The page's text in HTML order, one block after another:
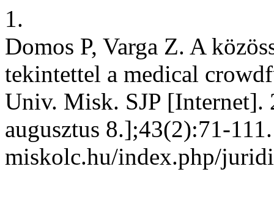
1.
Domos P, Varga Z. A
tekintettel a medical
Univ. Misk. SJP [Internet].
augusztus 8.];43(2):71-
miskolc.hu/index.php/